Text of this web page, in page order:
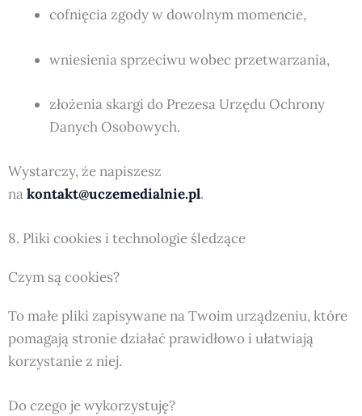
cofnięcia zgody w dowolnym momencie,
wniesienia sprzeciwu wobec przetwarzania,
złożenia skargi do Prezesa Urzędu Ochrony
Danych Osobowych.
Wystarczy, że napiszesz
nakontakt@uczemedialnie.pl.
8. Pliki cookies i technologie śledzące
Czym są cookies?
To małe pliki zapisywane na Twoim urządzeniu, które
pomagają stronie działać prawidłowo i ułatwiają
korzystanie z niej.
Do czego je wykorzystuję?